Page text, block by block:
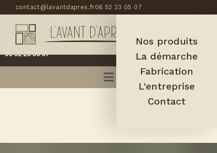
contact@lavantdapres.fr06 52 23 05 07
Nos produits
La démarche
Fabrication
L'entreprise
Contact
06 52 23 05 07